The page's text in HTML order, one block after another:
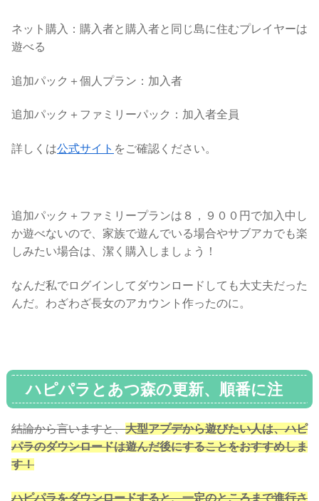
ネット購入：購入者と購入者と同じ島に住むプレイヤーは
遊べる
追加パック＋個人プラン：加入者
追加パック＋ファミリーパック：加入者全員
詳しくは公式サイト をご確認ください。
追加パック＋ファミリープランは８，９００円で加入中し
か遊べないので、家族で遊んでいる場合やサブアカでも楽
しみたい場合は、潔く購入しましょう！
なんだ私でログインしてダウンロードしても大丈夫だった
んだ。わざわざ長女のアカウント作ったのに。
ハピパラとあつ森の更新、順番に注
結論から言いますと、大型アプデから遊びたい人は、ハピ
パラのダウンロードは遊んだ後にすることをおすすめしま
す！
ハピパラをダウンロードすると、一定のところまで進行さ